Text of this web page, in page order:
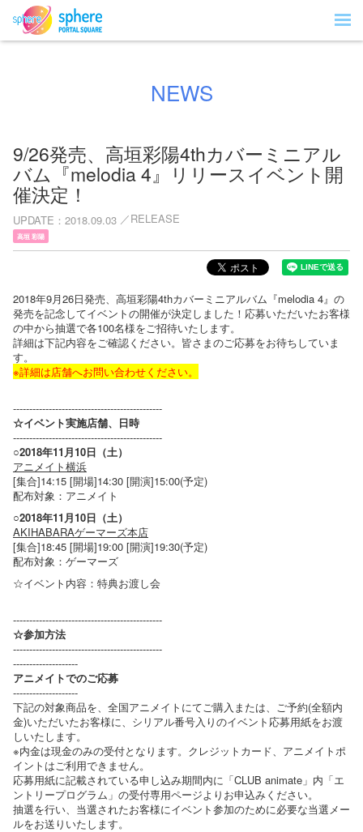
NEWS
9/26発売、高垣彩陽4thカバーミニアル
バム『melodia 4』リリースイベント開
催決定！
UPDATE 2018.09.03 RELEASE
高垣 彩陽
2018年9月26日発売、高垣彩陽4thカバーミニアルバム『melodia 4』の
発売を記念してイベントの開催が決定しました！応募いただいたお客様
の中から抽選で各100名様をご招待いたします。
詳細は下記内容をご確認ください。皆さまのご応募をお待ちしていま
す。
※詳細は店舗へお問い合わせください。
----------------------------------------------
☆イベント実施店舗、日時
----------------------------------------------
○2018年11月10日（土）
アニメイト横浜
[集合]14:15 [開場]14:30 [開演]15:00(予定)
配布対象：アニメイト
○2018年11月10日（土）
AKIHABARAゲーマーズ本店
[集合]18:45 [開場]19:00 [開演]19:30(予定)
配布対象：ゲーマーズ
☆イベント内容：特典お渡し会
----------------------------------------------
☆参加方法
----------------------------------------------
--------------------
アニメイトでのご応募
--------------------
下記の対象商品を、全国アニメイトにてご購入または、ご予約(全額内
金)いただいたお客様に、シリアル番号入りのイベント応募用紙をお渡
しいたします。
※内金は現金のみの受付となります。クレジットカード、アニメイトポ
イントはご利用できません。
応募用紙に記載されている申し込み期間内に「CLUB animate」内「エ
ントリープログラム」の受付専用ページよりお申込みください。
抽選を行い、当選されたお客様にイベント参加のために必要な当選メー
ルをお送りいたします。